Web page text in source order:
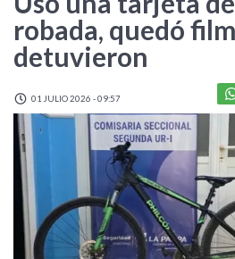
robada, quedó
detuvieron
01 JULIO 2026 - 09:57